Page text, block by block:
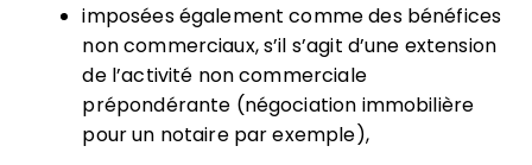
imposées également comme des bénéfices
non commerciaux, s’il s’agit d’une extension
de l’activité non commerciale
prépondérante (négociation immobilière
pour un notaire par exemple),